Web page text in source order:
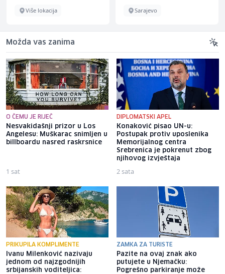
Više lokacija Sarajevo
Možda vas zanima
O ČEMU JE RIJEČ
Nesvakidašnji prizor u Los
Angelesu: Muškarac snimljen u
billboardu nasred raskrsnice
1 sat
DIPLOMATSKI APEL
Konaković pisao UN-u:
Postupak protiv uposlenika
Memorijalnog centra
Srebrenica je pokrenut zbog
njihovog izvještaja
2 sata
PRIKUPILA KOMPLIMENTE
Ivanu Milenković nazivaju
jednom od najzgodnijih
srbijanskih voditeljica:
ZAMKA ZA TURISTE
Pazite na ovaj znak ako
putujete u Njemačku:
Pogrešno parkiranje može